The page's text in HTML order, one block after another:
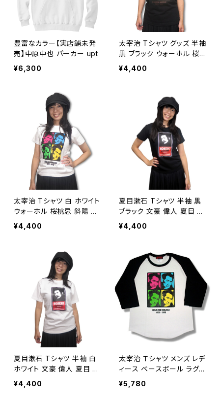
豊富なカラー【実店舗未発
売】中原中也 パーカー upt
¥6,300
太宰治 Tシャツ グッズ 半袖
黒 ブラック ウォーホル 桜
桃忌 斜陽 人間失格 走れメ
ロス 女生徒 富嶽百景 文学
¥4,400
太宰治 Tシャツ 白 ホワイト
ウォーホル 桜桃忌 斜陽 人
間失格 走れメロス 文豪 偉
人 女生徒 富嶽百景 文学
¥4,400
夏目漱石 Tシャツ 半袖 黒
ブラック 文豪 偉人 夏目 金
之助 こゝろ それから 三四
郎 坊っちゃん 我輩は猫であ
¥4,400
夏目漱石 Tシャツ 半袖 白
ホワイト 文豪 偉人 夏目 金
之助 こころ 小説 それから
三四郎 坊っちゃん 我輩は
¥4,400
太宰治 Ｔシャツ メンズ レデ
ィース ベースボール ラグラ
ン 七分袖 文豪 偉人 ロック
Tシャツ バンドTシャツ ABT
¥5,780